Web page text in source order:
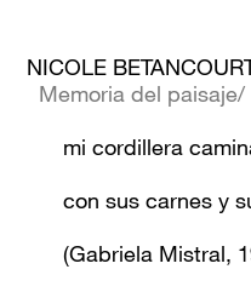
NICOLE
Memoria del
mi cordillera
con sus carnes y
(Gabriela Mistral,